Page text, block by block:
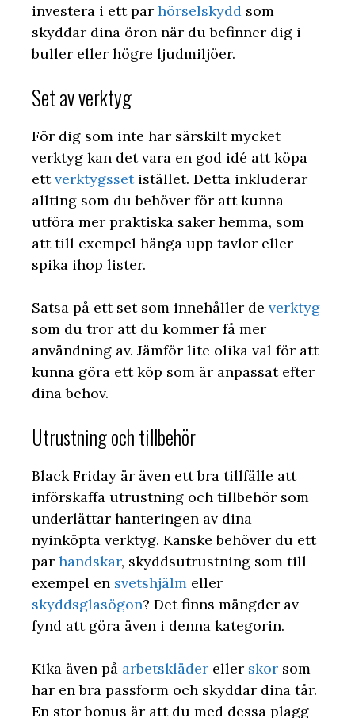
investera i ett par hörselskydd som
skyddar dina öron när du befinner dig i
buller eller högre ljudmiljöer.
Set av verktyg
För dig som inte har särskilt mycket
verktyg kan det vara en god idé att köpa
ettverktygssetistället. Detta inkluderar
allting som du behöver för att kunna
utföra mer praktiska saker hemma, som
att till exempel hänga upp tavlor eller
spika ihop lister.
Satsa på ett set som innehåller de verktyg
som du tror att du kommer få mer
användning av. Jämför lite olika val för att
kunna göra ett köp som är anpassat efter
dina behov.
Utrustning och tillbehör
Black Friday är även ett bra tillfälle att
införskaffa utrustning och tillbehör som
underlättar hanteringen av dina
nyinköpta verktyg. Kanske behöver du ett
par handskar, skyddsutrustning som till
exempel en svetshjälm eller
skyddsglasögon? Det finns mängder av
fynd att göra även i denna kategorin.
Kika även på arbetskläder eller skor som
har en bra passform och skyddar dina tår.
En stor bonus är att du med dessa plagg